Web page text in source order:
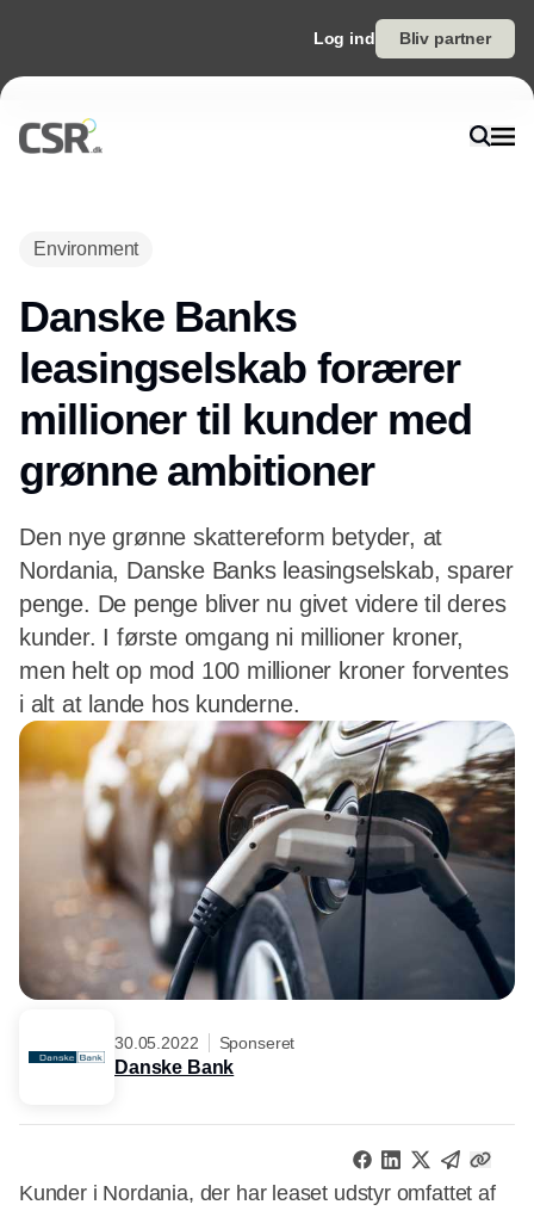
Log ind Bliv partner
Environment
Danske Banks
leasingselskab forærer
millioner til kunder med
grønne ambitioner
Den nye grønne skattereform betyder, at
Nordania, Danske Banks leasingselskab, sparer
penge. De penge bliver nu givet videre til deres
kunder. I første omgang ni millioner kroner,
men helt op mod 100 millioner kroner forventes
i alt at lande hos kunderne.
30.05.2022 Sponseret
Danske Bank
Kunder i Nordania, der har leaset udstyr omfattet af